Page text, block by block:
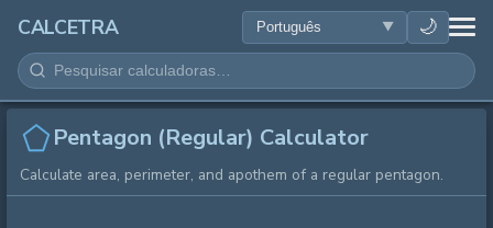
CALCETRA 🌙
MATEMÁTICA
CONVERSÕES
CIÊNCIA
Pentagon (Regular) Calculator
Calculate area, perimeter, and apothem of a regular pentagon.